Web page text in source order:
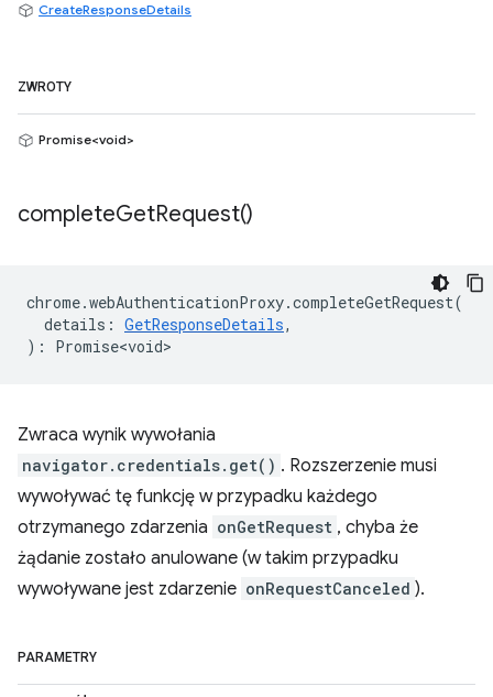
CreateResponseDetails
ZWROTY
Promise<void>
completeGetRequest()
chrome.webAuthenticationProxy.completeGetRequest(
details : GetResponseDetails,
) : Promise<void>
Zwraca wynik wywołania
navigator.credentials.get() . Rozszerzenie musi
wywoływać tę funkcję w przypadku każdego
otrzymanego zdarzenia onGetRequest , chyba że
żądanie zostało anulowane (w takim przypadku
wywoływane jest zdarzenie onRequestCanceled ).
PARAMETRY